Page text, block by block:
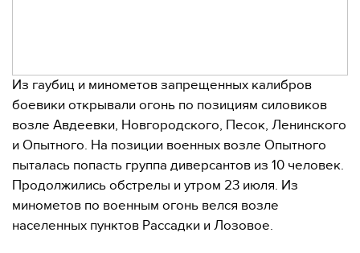
Из гаубиц и минометов запрещенных калибров
боевики открывали огонь по позициям силовиков
возле Авдеевки, Новгородского, Песок, Ленинского
и Опытного. На позиции военных возле Опытного
пыталась попасть группа диверсантов из 10 человек.
Продолжились обстрелы и утром 23 июля. Из
минометов по военным огонь велся возле
населенных пунктов Рассадки и Лозовое.